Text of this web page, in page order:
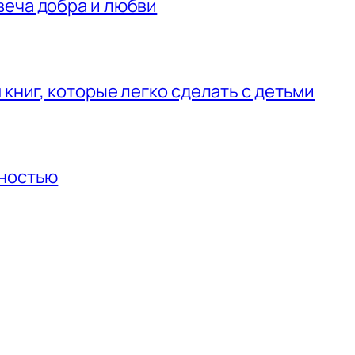
добра и любви
которые легко сделать с детьми